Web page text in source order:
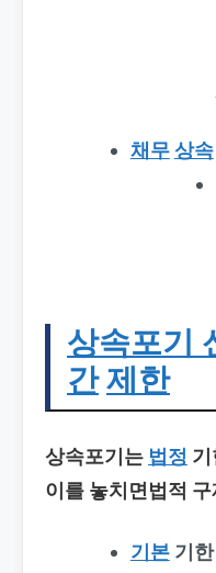
채무 상속
상속포기
간 제한
상속포기는 법정
이를 놓치면법적
기본기한